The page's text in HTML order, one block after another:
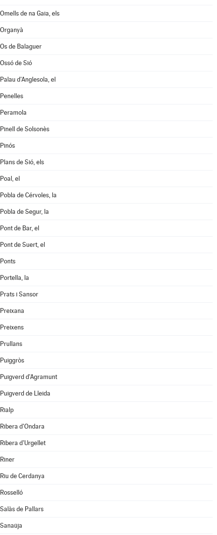
Omells de na Gaia, els
Organyà
Os de Balaguer
Ossó de Sió
Palau d'Anglesola, el
Penelles
Peramola
Pinell de Solsonès
Pinós
Plans de Sió, els
Poal, el
Pobla de Cérvoles, la
Pobla de Segur, la
Pont de Bar, el
Pont de Suert, el
Ponts
Portella, la
Prats i Sansor
Preixana
Preixens
Prullans
Puiggròs
Puigverd d'Agramunt
Puigverd de Lleida
Rialp
Ribera d'Ondara
Ribera d'Urgellet
Riner
Riu de Cerdanya
Rosselló
Salàs de Pallars
Sanaüja